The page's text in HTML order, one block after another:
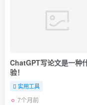
ChatGPT写论文是一种
验！
实用工具
7个月前